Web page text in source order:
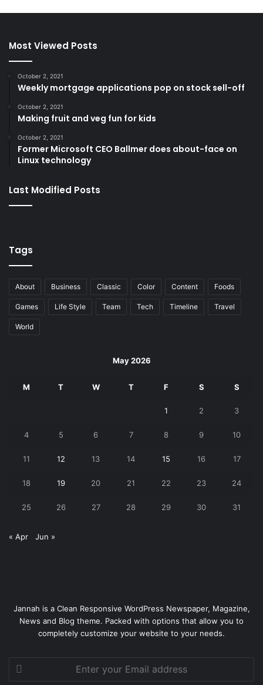
Most Viewed Posts
October 2, 2021
Weekly mortgage applications pop on stock sell-off
October 2, 2021
Making fruit and veg fun for kids
October 2, 2021
Former Microsoft CEO Ballmer does about-face on
Linux technology
Last Modified Posts
Tags
About Business Classic Color Content Foods
Games Life Style Team Tech Timeline Travel
World
May 2026
M T W T F S S
1 2 3
4 5 6 7 8 9 10
11 12 13 14 15 16 17
18 19 20 21 22 23 24
25 26 27 28 29 30 31
« Apr Jun »
Jannah is a Clean Responsive WordPress Newspaper, Magazine,
News and Blog theme. Packed with options that allow you to
completely customize your website to your needs.
Enter
your